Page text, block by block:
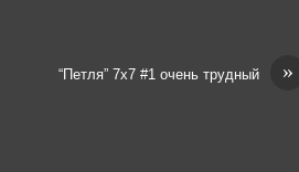
»
“Петля” 7х7 #1 очень трудный